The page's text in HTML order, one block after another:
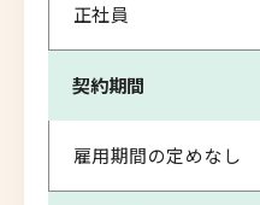
正社員
契約期間
雇用期間の定めなし